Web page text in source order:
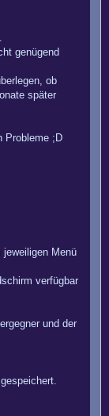
genügend
ob
später
Probleme ;D
Menü
verfügbar
und der